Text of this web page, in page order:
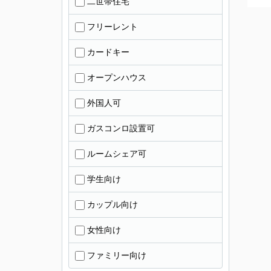
フリーレント
カードキー
オープンハウス
外国人可
ガスコンロ設置可
ルームシェア可
学生向け
カップル向け
女性向け
ファミリー向け